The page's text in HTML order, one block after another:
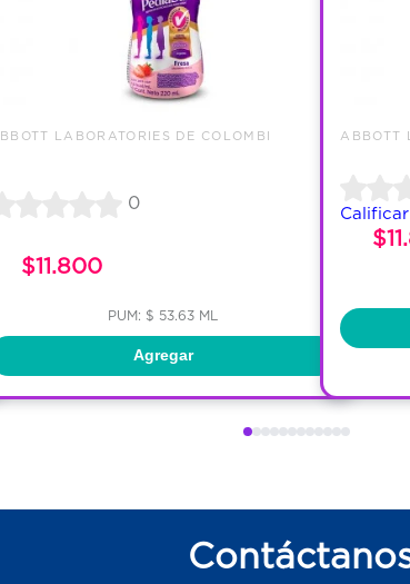
LABORATORIES DE COLOMBI
0
$11.800
PUM: $ 53.63 ML
Agregar
ABBOTT
Calificar